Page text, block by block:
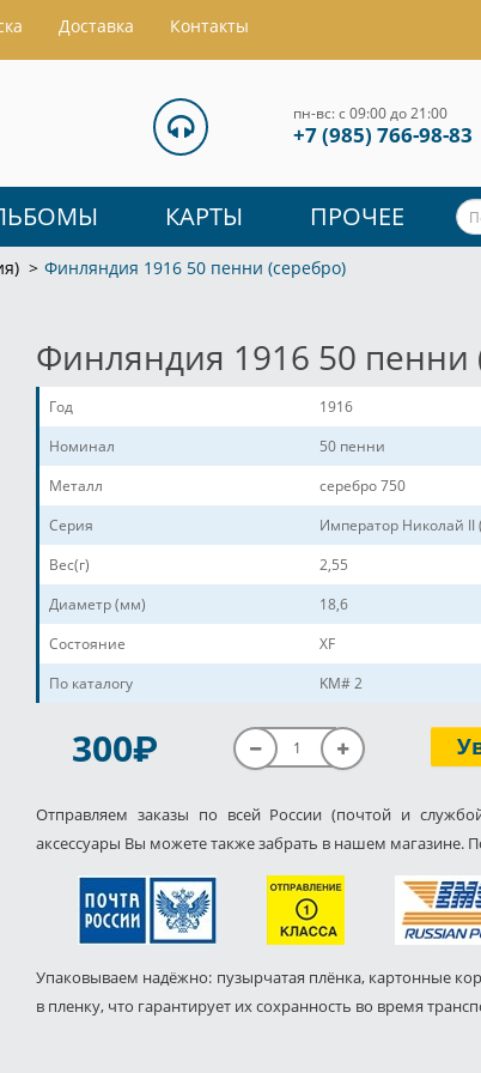
Доставка Контакты
пн-вс: с 09:00 до 21:00
+7 (985) 766-98-83
КАРТЫ ПРОЧЕЕ
Финляндия 1916 50 пенни (серебро)
Финляндия 1916 50 пенни
Год
1916
Номинал
50 пенни
Металл
серебро 750
Серия
Император Николай II
Вес(г)
2,55
Диаметр (мм)
18,6
Состояние
XF
По каталогу
KM# 2
300P
Отправляем заказы по всей России (почтой и
аксессуары Вы можете также забрать в нашем магазине.
Упаковываем надёжно: пузырчатая плёнка, картонные
в пленку, что гарантирует их сохранность во время